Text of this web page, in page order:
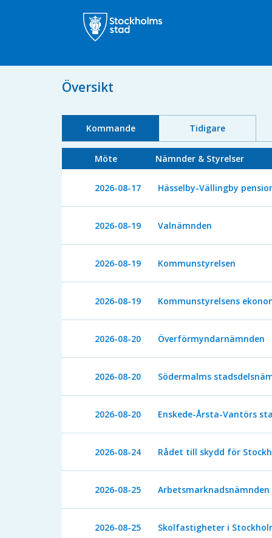
Översikt
Kommande Tidigare
Möte Nämnder & Styrelser
2026-08-17 Hässelby-Vällingby
2026-08-19 Valnämnden
2026-08-19 Kommunstyrelsen
2026-08-19 Kommunstyrelsens
2026-08-20 Överförmyndarnämnden
2026-08-20 Södermalms
2026-08-20 Enskede-Årsta-Vantörs
2026-08-24 Rådet till skydd för
2026-08-25 Arbetsmarknadsnämnden
2026-08-25 Skolfastigheter i